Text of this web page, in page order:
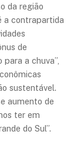
da região
a contrapartida
de
a chuva”,
sustentável.
aumento de
ter em
do Sul”.